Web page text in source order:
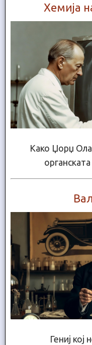
Хемија
Како Џорџ Ола
Гениј кој